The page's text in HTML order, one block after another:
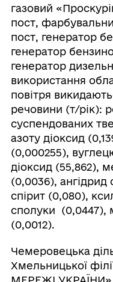
газовий
пост,
пост, генератор
генератор
генератор
використання
повітря
речовини (т/рік):
суспендованих
‌азоту діоксид
(0,000255),
діоксид (55,862),
(0,0036), ангідрид
спірит (0,080),
сполуки (0,0447),
(0,0012).
Чемеровецька
Хмельницької
МЕРЕЖІ УКРАЇНИ»